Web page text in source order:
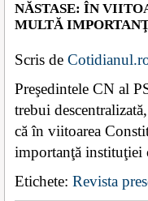
NĂSTASE: ÎN
MULTĂ
Scris de
Preşedintele CN al
trebui
că în viitoarea
importanţă instituţiei
Etichete: Revista